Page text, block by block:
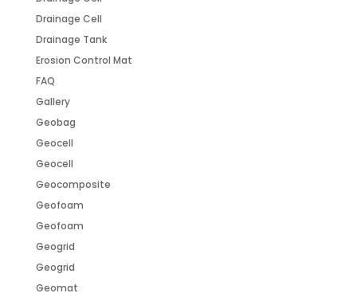
Drainage Cell
Drainage Tank
Erosion Control Mat
FAQ
Gallery
Geobag
Geocell
Geocell
Geocomposite
Geofoam
Geofoam
Geogrid
Geogrid
Geomat